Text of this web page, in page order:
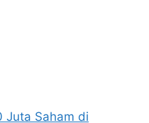
Juta Saham di